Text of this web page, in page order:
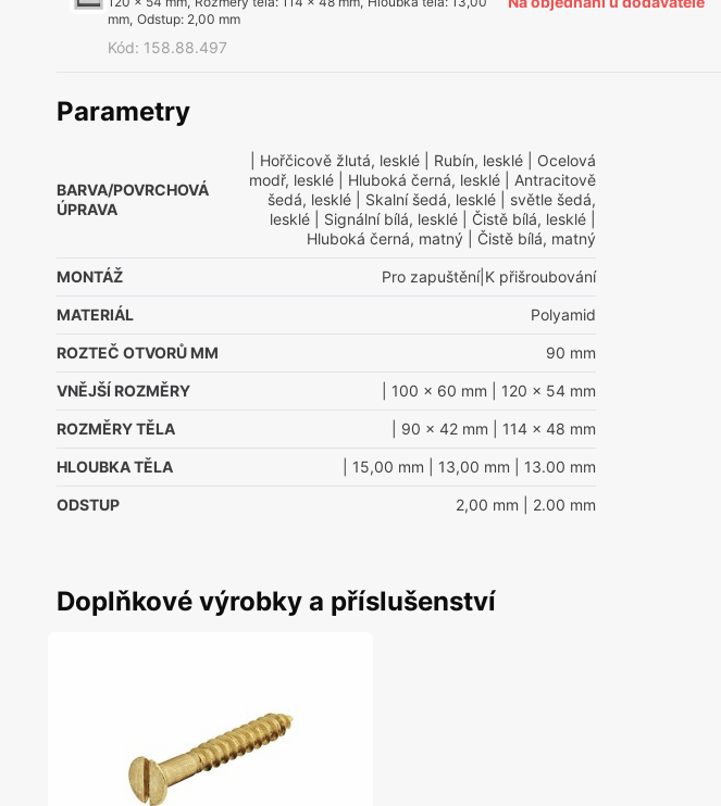
mm, Odstup: 2,00 mm
Kód: 158.88.497
Parametry
BARVA/POVRCHOVÁ
ÚPRAVA
| Hořčicově žlutá, lesklé | Rubín, lesklé | Ocelová
modř, lesklé | Hluboká černá, lesklé | Antracitově
šedá, lesklé | Skalní šedá, lesklé | světle šedá,
lesklé | Signální bílá, lesklé | Čistě bílá, lesklé
Hluboká černá, matný | Čistě bílá, matný
MONTÁŽ Pro zapuštění|K přišroubování
MATERIÁL Polyamid
ROZTEČ OTVORŮ MM 90 mm
VNĚJŠÍ ROZMĚRY | 100 x 60 mm | 120 x 54 mm
ROZMĚRY TĚLA | 90 x 42 mm | 114 x 48 mm
HLOUBKA TĚLA | 15,00 mm | 13,00 mm | 13.00 mm
ODSTUP 2,00 mm | 2.00 mm
Doplňkové výrobky a příslušenství